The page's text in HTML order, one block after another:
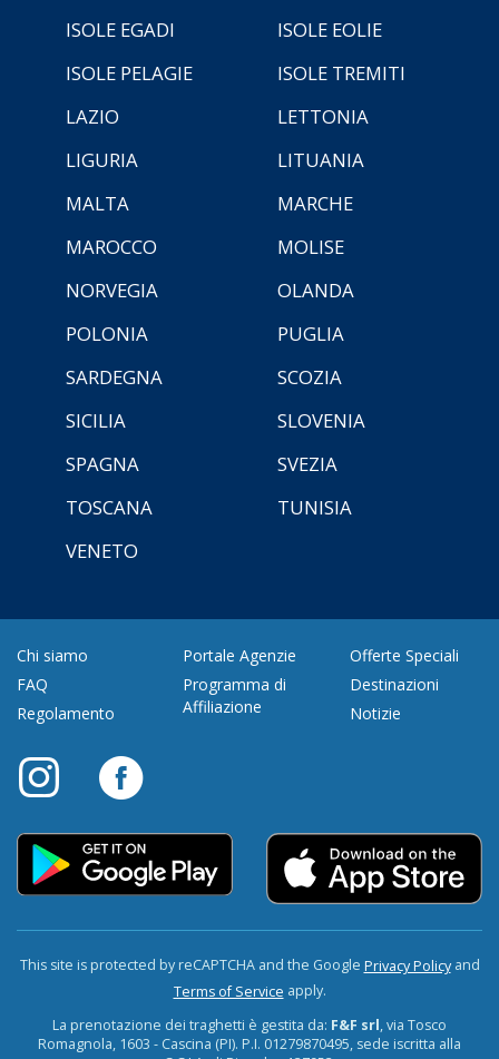
ISOLE EGADI
ISOLE EOLIE
ISOLE PELAGIE
ISOLE TREMITI
LAZIO
LETTONIA
LIGURIA
LITUANIA
MALTA
MARCHE
MAROCCO
MOLISE
NORVEGIA
OLANDA
POLONIA
PUGLIA
SARDEGNA
SCOZIA
SICILIA
SLOVENIA
SPAGNA
SVEZIA
TOSCANA
TUNISIA
VENETO
Chi siamo
FAQ
Regolamento
Portale Agenzie
Programma di
Affiliazione
Offerte Speciali
Destinazioni
Notizie
This site is protected by reCAPTCHA and the Google Privacy Policyand
Terms of Service apply.
La prenotazione dei traghetti è gestita da: F&F srl, via Tosco
Romagnola, 1603 - Cascina (PI). P.I. 01279870495, sede iscritta alla